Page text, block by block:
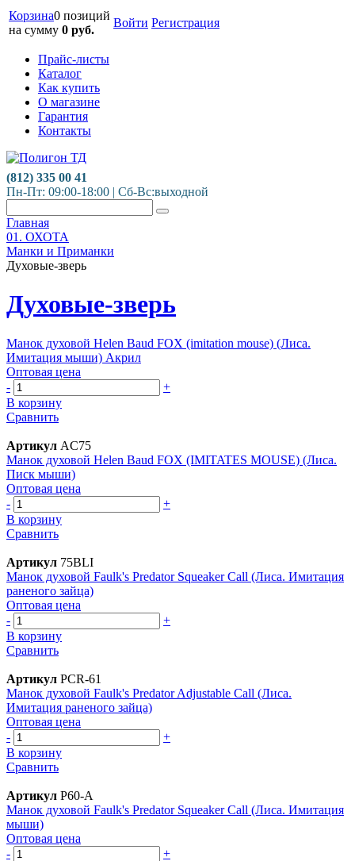
Корзина0 позиций
на сумму 0 руб.
Войти Регистрация
Прайс-листы
Каталог
Как купить
О магазине
Гарантия
Контакты
(812) 335 00 41
Пн-Пт: 09:00-18:00 | Сб-Вс:выходной
Главная
01. ОХОТА
Манки и Приманки
Духовые-зверь
Духовые-зверь
Манок духовой Helen Baud FOX (imitation mouse) (Лиса.
Имитация мыши) Акрил
Оптовая цена
-
+
В корзину
Сравнить
Артикул AC75
Манок духовой Helen Baud FOX (IMITATES MOUSE) (Лиса.
Писк мыши)
Оптовая цена
-
+
В корзину
Сравнить
Артикул 75BLI
Манок духовой Faulk's Predator Squeaker Call (Лиса. Имитация
раненого зайца)
Оптовая цена
-
+
В корзину
Сравнить
Артикул PCR-61
Манок духовой Faulk's Predator Adjustable Call (Лиса.
Имитация раненого зайца)
Оптовая цена
-
+
В корзину
Сравнить
Артикул P60-А
Манок духовой Faulk's Predator Squeaker Call (Лиса. Имитация
мыши)
Оптовая цена
-
+